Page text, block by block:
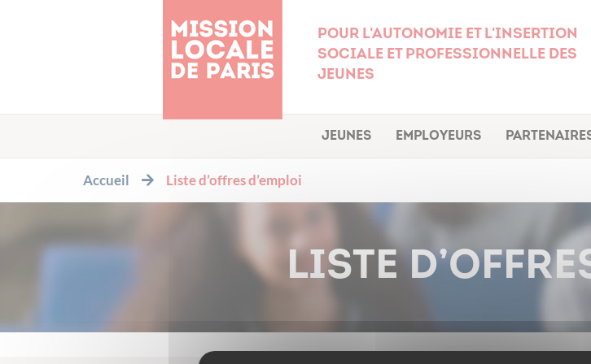
Pour l'autonomie et l'insertion
sociale et professionnelle des
jeunes
Jeunes Employeurs
Accueil Liste d’offres d’emploi
LISTE